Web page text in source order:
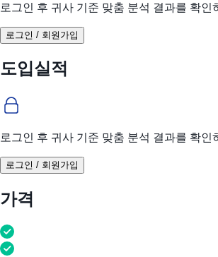
로그인 후 귀사 기준 맞춤 분석 결과를 확인
로그인 / 회원가입
도입실적
로그인 후 귀사 기준 맞춤 분석 결과를 확인
로그인 / 회원가입
가격